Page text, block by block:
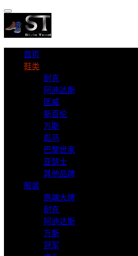
首页
鞋类
耐克
阿迪达斯
匡威
新百伦
万斯
彪马
巴黎世家
亚瑟士
其他品牌
服装
高端大牌
耐克
阿迪达斯
万斯
冠军